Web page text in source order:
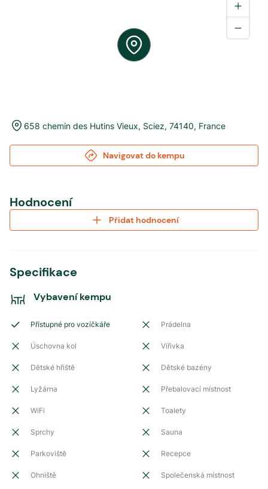
658 chemin des Hutins Vieux, Sciez, 74140, France
Navigovat do kempu
Hodnocení
Přidat hodnocení
Specifikace
Vybavení kempu
Přístupné pro vozíčkáře Prádelna
Úschovna kol Vířivka
Dětské hřiště Dětské bazény
Lyžárna Přebalovací místnost
WiFi Toalety
Sprchy Sauna
Parkoviště Recepce
Ohniště Společenská místnost